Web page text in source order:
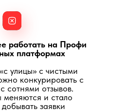
работать на Профи
платформах
улицы» с чистыми
конкурировать с
сотнями отзывов.
меняются и стало
заявки